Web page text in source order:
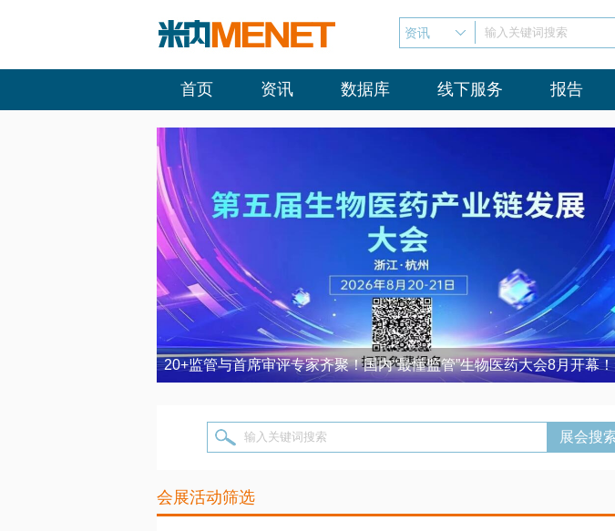
资讯 输入关键词搜索
首页 资讯 数据库 线下服务 报告
20+监管与首席审评专家齐聚！国内“最懂监管”生物医药大会8月开幕！
输入关键词搜索
会展活动筛选